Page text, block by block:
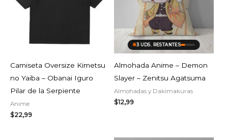
Camiseta Oversize Kimetsu
no Yaiba – Obanai Iguro
Pilar de la Serpiente
Anime
$22,99
3 UDS. RESTANTES
Almohada Anime – Demon
Slayer – Zenitsu Agatsuma
Almohadas y Dakimakuras
$12,99